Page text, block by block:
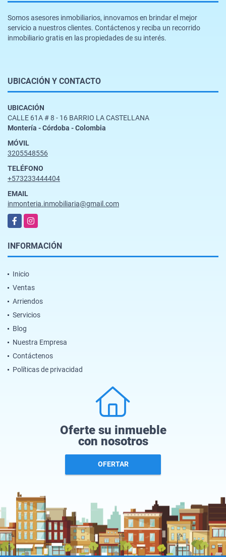
Somos asesores inmobiliarios, innovamos en brindar el mejor
servicio a nuestros clientes. Contáctenos y reciba un recorrido
inmobiliario gratis en las propiedades de su interés.
UBICACIÓN Y CONTACTO
UBICACIÓN
CALLE 61A # 8 - 16 BARRIO LA CASTELLANA
Montería - Córdoba - Colombia
MÓVIL
3205548556
TELÉFONO
+573233444404
EMAIL
inmonteria.inmobiliaria@gmail.com
FacebookInstagram
INFORMACIÓN
Inicio
Ventas
Arriendos
Servicios
Blog
Nuestra Empresa
Contáctenos
Políticas de privacidad
Oferte su inmueble
con nosotros
OFERTAR